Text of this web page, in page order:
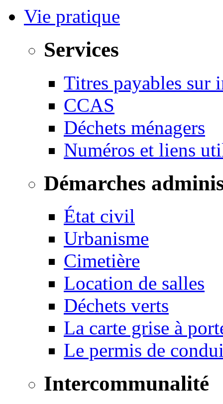
Vie pratique
Services
Titres payables sur
CCAS
Déchets ménagers
Numéros et liens
Démarches
État civil
Urbanisme
Cimetière
Location de salles
Déchets verts
La carte grise à
Le permis de
Intercommunalité